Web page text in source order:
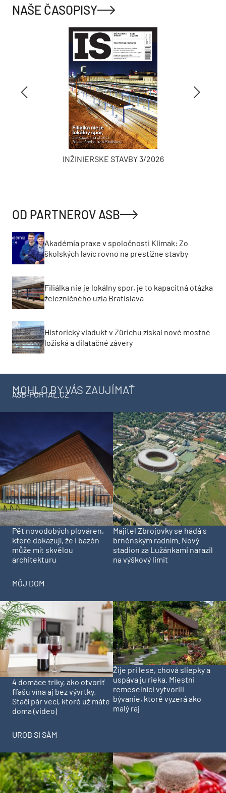
NAŠE ČASOPISY
INŽINIERSKE STAVBY 3/2026
OD PARTNEROV ASB
Akadémia praxe v spoločnosti Klimak: Zo
školských lavíc rovno na prestížne stavby
Filiálka nie je lokálny spor, je to kapacitná otázka
železničného uzla Bratislava
Historický viadukt v Zürichu získal nové mostné
ložiská a dilatačné závery
MOHLO BY VÁS ZAUJÍMAŤ
ASB-PORTAL.CZ
Pět novodobých plováren,
které dokazují, že i bazén
může mít skvělou
architekturu
Majitel Zbrojovky se hádá s
brněnským radním. Nový
stadion za Lužánkami narazil
na výškový limit
MÔJ DOM
4 domáce triky, ako otvoriť
fľašu vína aj bez vývrtky.
Stačí pár vecí, ktoré už máte
doma (video)
Žije pri lese, chová sliepky a
uspáva ju rieka. Miestni
remeselníci vytvorili
bývanie, ktoré vyzerá ako
malý raj
UROB SI SÁM